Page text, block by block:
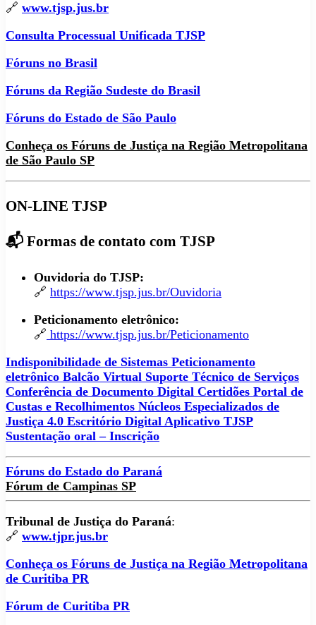
🔗 www.tjsp.jus.br
Consulta Processual Unificada TJSP
Fóruns no Brasil
Fóruns da Região Sudeste do Brasil
Fóruns do Estado de São Paulo
Conheça os Fóruns de Justiça na Região Metropolitana
de São Paulo SP
ON-LINE TJSP
📬 Formas de contato com TJSP
Ouvidoria do TJSP:
🔗 https://www.tjsp.jus.br/Ouvidoria
Peticionamento eletrônico:
🔗 https://www.tjsp.jus.br/Peticionamento
Indisponibilidade de Sistemas Peticionamento
eletrônico Balcão Virtual Suporte Técnico de Serviços
Conferência de Documento Digital Certidões Portal de
Custas e Recolhimentos Núcleos Especializados de
Justiça 4.0 Escritório Digital Aplicativo TJSP
Sustentação oral – Inscrição
Fóruns do Estado do Paraná
Fórum de Campinas SP
Tribunal de Justiça do Paraná:
🔗 www.tjpr.jus.br
Conheça os Fóruns de Justiça na Região Metropolitana
de Curitiba PR
Fórum de Curitiba PR